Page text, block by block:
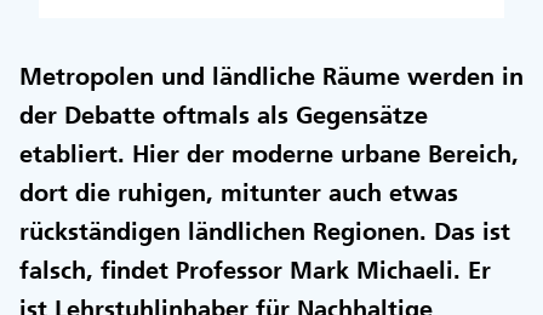
Metropolen und ländliche Räume werden in
der Debatte oftmals als Gegensätze
etabliert. Hier der moderne urbane Bereich,
dort die ruhigen, mitunter auch etwas
rückständigen ländlichen Regionen. Das ist
falsch, findet Professor Mark Michaeli. Er
ist Lehrstuhlinhaber für Nachhaltige